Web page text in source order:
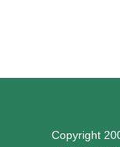
Copyright